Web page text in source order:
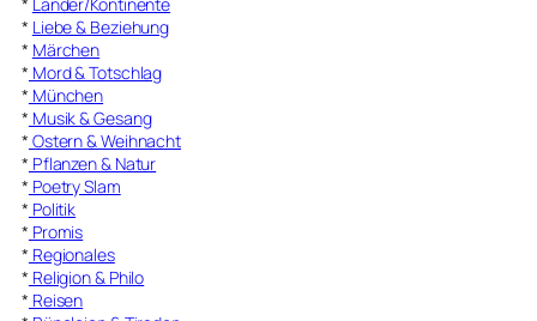
* Länder/Kontinente
* Liebe & Beziehung
* Märchen
* Mord & Totschlag
* München
* Musik & Gesang
* Ostern & Weihnacht
* Pflanzen & Natur
* Poetry Slam
* Politik
* Promis
* Regionales
* Religion & Philo
* Reisen